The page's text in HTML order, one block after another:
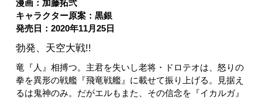
漫画：加藤拓弐
キャラクター原案：黒銀
発売日：2020年11月25日
勃発、天空大戦!!
竜『人』相搏つ。主君を失いし老将・ドロテオは、怒りの
拳を異形の戦艦『飛竜戦艦』に載せて振り上げる。見据え
るは鬼神のみ。だがエルもまた、その信念を『イカルガ』